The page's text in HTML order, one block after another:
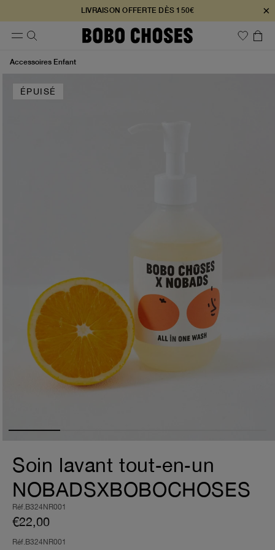
LIVRAISON OFFERTE DÈS 150€ ×
Accessoires Enfant
ÉPUISÉ
Soin lavant tout‑en‑un
NOBADSXBOBOCHOSES
Réf.B324NR001
€22,00
Réf.B324NR001